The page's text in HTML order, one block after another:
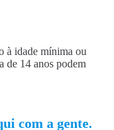
à idade mínima ou
de 14 anos podem
com a gente.